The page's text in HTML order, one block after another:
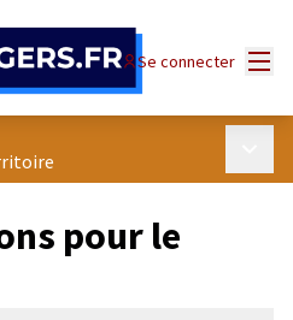
Se connecter
pour le